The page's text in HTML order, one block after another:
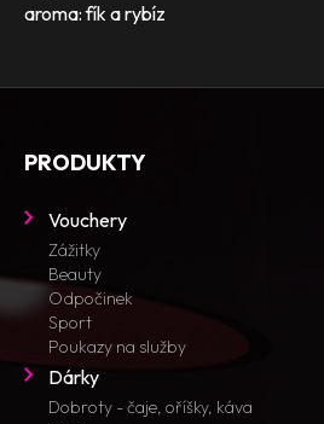
aroma: fík a rybíz
PRODUKTY
Vouchery
Zážitky
Beauty
Odpočinek
Sport
Poukazy na služby
Dárky
Dobroty - čaje, oříšky, káva